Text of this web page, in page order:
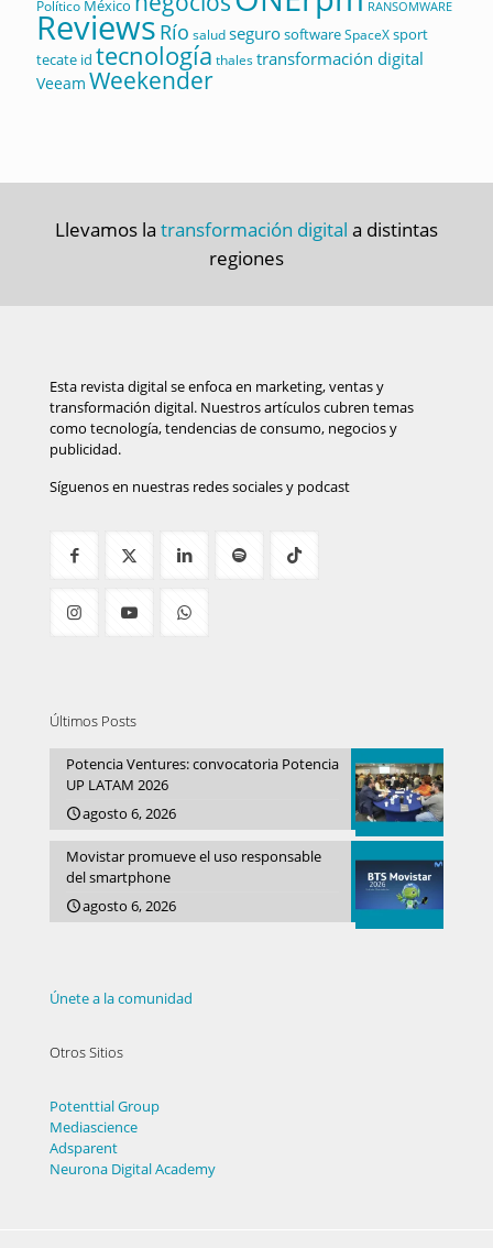
Político México RANSOMWARE
Reviews Río saludsegurosoftwareSpaceXsport
tecate id tecnología thalestransformación digital
Veeam Weekender
Llevamos la transformación digital a distintas
regiones
Esta revista digital se enfoca en marketing, ventas y
transformación digital. Nuestros artículos cubren temas
como tecnología, tendencias de consumo, negocios y
publicidad.
Síguenos en nuestras redes sociales y podcast
Últimos Posts
Potencia Ventures: convocatoria Potencia
UP LATAM 2026
agosto 6, 2026
Movistar promueve el uso responsable
del smartphone
agosto 6, 2026
Únete a la comunidad
Otros Sitios
Potenttial Group
Mediascience
Adsparent
Neurona Digital Academy